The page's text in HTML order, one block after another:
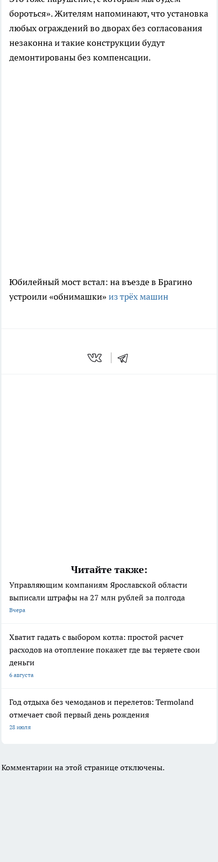
бороться». Жителям напоминают, что установка
любых ограждений во дворах без согласования
незаконна и такие конструкции будут
демонтированы без компенсации.
Юбилейный мост встал: на въезде в Брагино
устроили «обнимашки» из трёх машин
Читайте также:
Управляющим компаниям Ярославской области
выписали штрафы на 27 млн рублей за полгода
Вчера
Хватит гадать с выбором котла: простой расчет
расходов на отопление покажет где вы теряете свои
деньги
6 августа
Год отдыха без чемоданов и перелетов: Termoland
отмечает свой первый день рождения
28 июля
Комментарии на этой странице отключены.